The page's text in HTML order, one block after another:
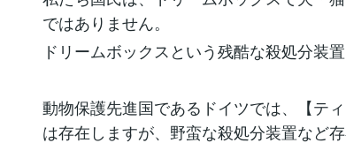
ではありません。
ドリームボックスという残酷な殺処分装
動物保護先進国であるドイツでは、【テ
は存在しますが、野蛮な殺処分装置など存